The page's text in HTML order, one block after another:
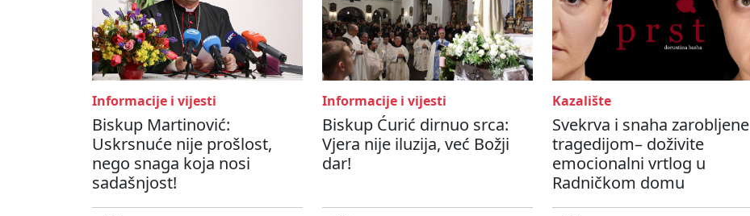
Informacije i vijesti
Biskup Martinović:
Uskrsnuće nije prošlost,
nego snaga koja nosi
sadašnjost!
Informacije i vijesti
Biskup Ćurić dirnuo srca:
Vjera nije iluzija, već Božji
dar!
Kazalište
Svekrva i snaha zarobljene
tragedijom– doživite
emocionalni vrtlog u
Radničkom domu